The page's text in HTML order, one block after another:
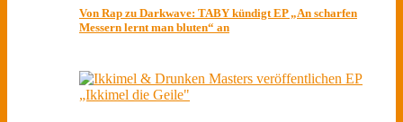
Von Rap zu Darkwave: TABY kündigt EP „An scharfen
Messern lernt man bluten“ an